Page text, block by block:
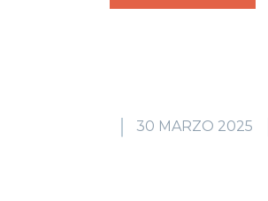
30 MARZO 2025